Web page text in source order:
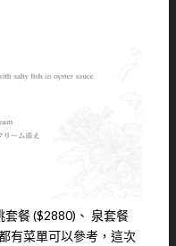
餐 ($2880)、 泉套餐
有菜單可以參考，這次